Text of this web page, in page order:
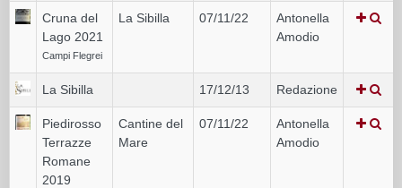
Cruna del
Lago 2021
Campi Flegrei
La Sibilla 07/11/22
Antonella
Amodio
La Sibilla 17/12/13 Redazione
Piedirosso
Terrazze
Romane
2019
Cantine del
Mare
07/11/22
Antonella
Amodio